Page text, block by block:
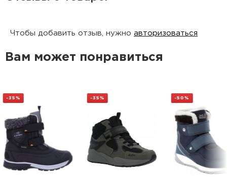
Чтобы добавить отзыв, нужно авторизоваться
Вам может понравиться
-35% -35% -50%